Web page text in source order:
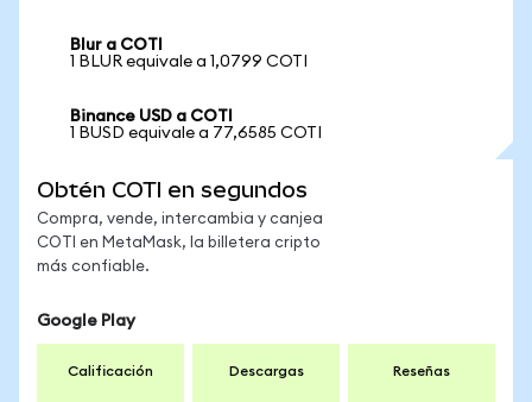
Blur a COTI
1 BLUR equivale a 1,0799 COTI
Binance USD a COTI
1 BUSD equivale a 77,6585 COTI
Obtén COTI en segundos
Compra, vende, intercambia y canjea
COTI en MetaMask, la billetera cripto
más confiable.
Google Play
Calificación Descargas Reseñas